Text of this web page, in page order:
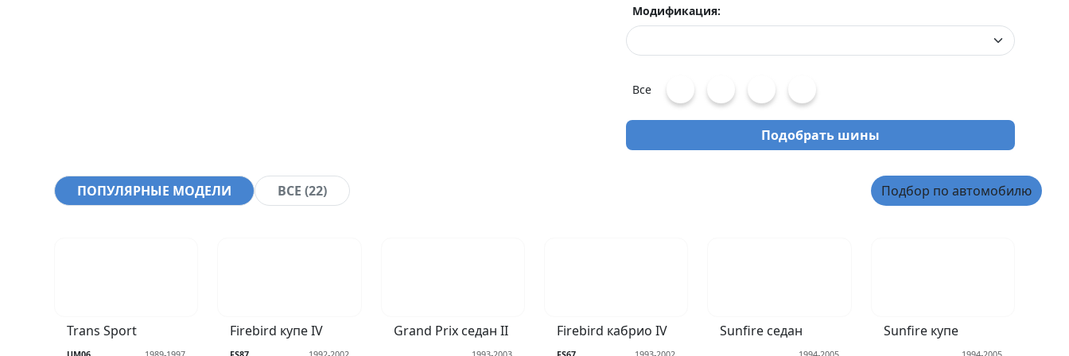
Модификация:
Все
Подобрать шины
ПОПУЛЯРНЫЕ МОДЕЛИ ВСЕ (22) Подбор по автомобилю
Trans Sport Firebird купе IV Grand Prix седан II Firebird кабрио IV Sunfire седан Sunfire купе